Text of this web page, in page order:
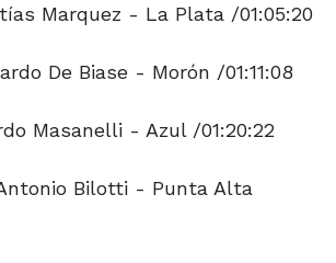
Marquez - La Plata /01:05:20
De Biase - Morón /01:11:08
Masanelli - Azul /01:20:22
Bilotti - Punta Alta